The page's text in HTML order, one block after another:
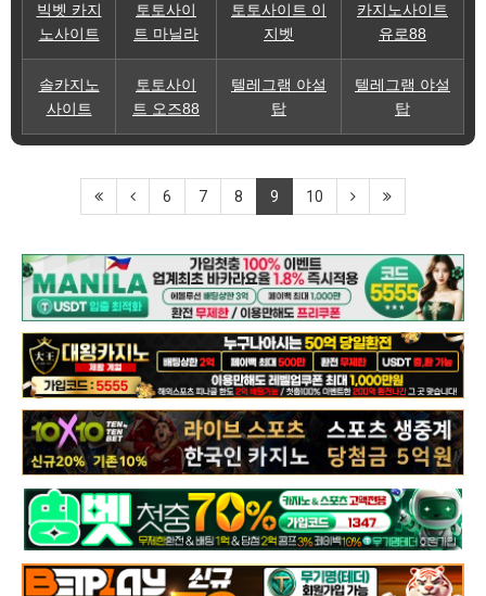
빅벳 카지
노사이트
토토사이
트 마닐라
토토사이트 이
지벳
카지노사이트
유로88
솔카지노
사이트
토토사이
트 오즈88
텔레그램 야설
탑
텔레그램 야설
탑
6 7 8 9 10